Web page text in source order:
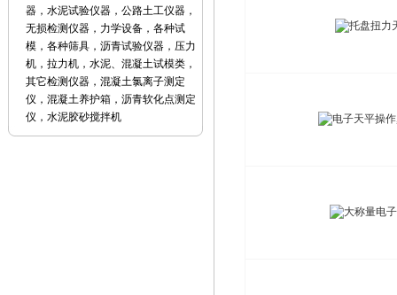
器，水泥试验仪器，公路土工仪器，
无损检测仪器，力学设备，各种试
模，各种筛具，沥青试验仪器，压力
机，拉力机，水泥、混凝土试模类，
其它检测仪器，混凝土氯离子测定
仪，混凝土养护箱，沥青软化点测定
仪，水泥胶砂搅拌机